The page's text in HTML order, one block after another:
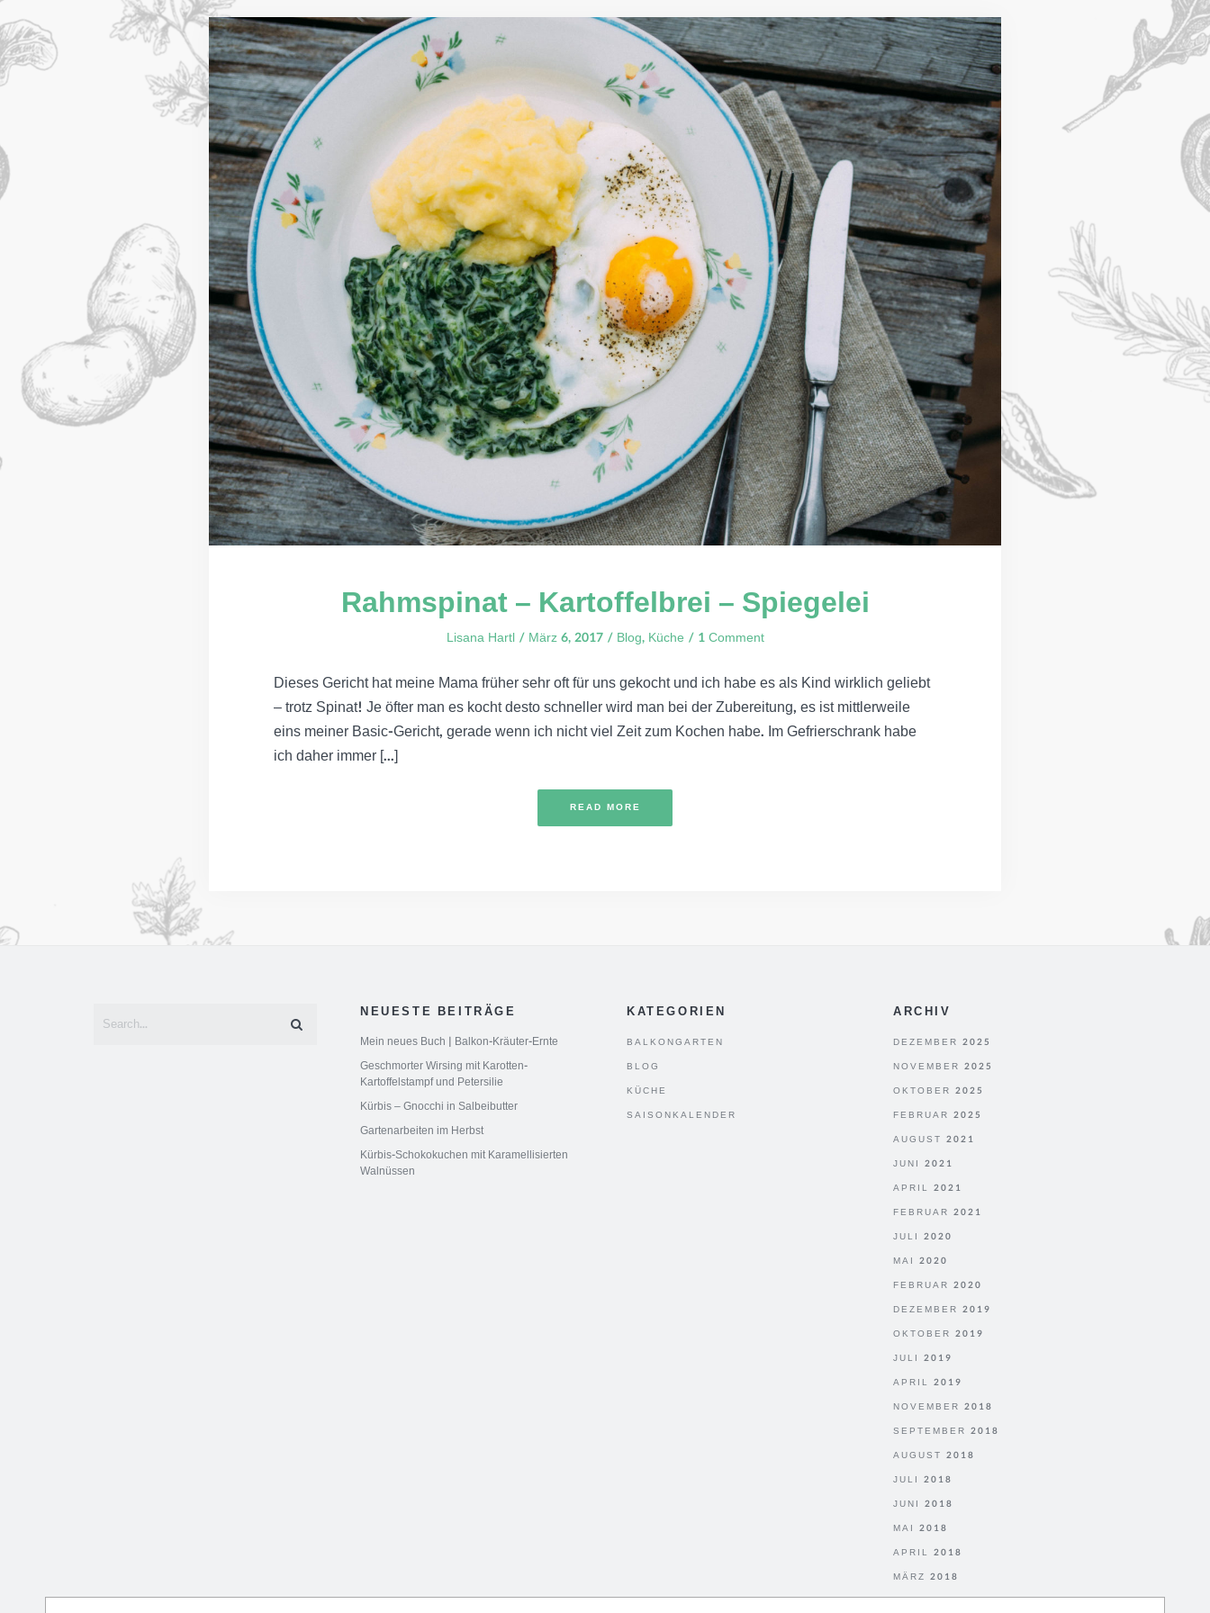
Rahmspinat – Kartoffelbrei – Spiegelei
Lisana Hartl März 6, 2017 Blog, Küche 1 Comment
Dieses Gericht hat meine Mama früher sehr oft für uns gekocht und ich habe es als Kind wirklich geliebt
– trotz Spinat! Je öfter man es kocht desto schneller wird man bei der Zubereitung, es ist mittlerweile
eins meiner Basic-Gericht, gerade wenn ich nicht viel Zeit zum Kochen habe. Im Gefrierschrank habe
ich daher immer [...]
READ MORE
NEUESTE BEITRÄGE
Mein neues Buch | Balkon-Kräuter-Ernte
Geschmorter Wirsing mit Karotten-
Kartoffelstampf und Petersilie
Kürbis – Gnocchi in Salbeibutter
Gartenarbeiten im Herbst
Kürbis-Schokokuchen mit Karamellisierten
Walnüssen
KATEGORIEN
BALKONGARTEN
BLOG
KÜCHE
SAISONKALENDER
ARCHIV
DEZEMBER 2025
NOVEMBER 2025
OKTOBER 2025
FEBRUAR 2025
AUGUST 2021
JUNI 2021
APRIL 2021
FEBRUAR 2021
JULI 2020
MAI 2020
FEBRUAR 2020
DEZEMBER 2019
OKTOBER 2019
JULI 2019
APRIL 2019
NOVEMBER 2018
SEPTEMBER 2018
AUGUST 2018
JULI 2018
JUNI 2018
MAI 2018
APRIL 2018
MÄRZ 2018
FEBRUAR 2018